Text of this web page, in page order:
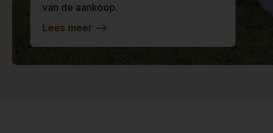
van de aankoop.
Lees meer -->